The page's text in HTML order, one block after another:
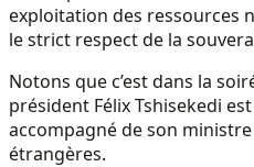
exploitation des ressources
le strict respect de la
Notons que c’est dans la
président Félix Tshisekedi
accompagné de son ministre
étrangères.